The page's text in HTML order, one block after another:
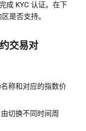
成 KYC 认证。在下
是否支持。
交易对
称和对应的指数价
切换不同时间周